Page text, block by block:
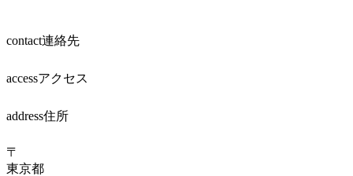
contact連絡先
accessアクセス
address住所
〒
東京都